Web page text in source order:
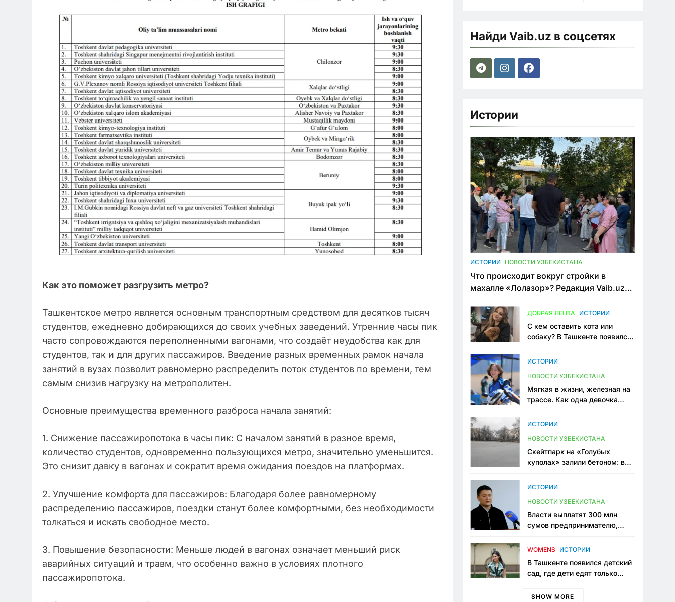
Как это поможет разгрузить метро?
Ташкентское метро является основным транспортным средством для десятков тысяч
студентов, ежедневно добирающихся до своих учебных заведений. Утренние часы пик
часто сопровождаются переполненными вагонами, что создаёт неудобства как для
студентов, так и для других пассажиров. Введение разных временных рамок начала
занятий в вузах позволит равномерно распределить поток студентов по времени, тем
самым снизив нагрузку на метрополитен.
Основные преимущества временного разброса начала занятий:
1. Снижение пассажиропотока в часы пик: С началом занятий в разное время,
количество студентов, одновременно пользующихся метро, значительно уменьшится.
Это снизит давку в вагонах и сократит время ожидания поездов на платформах.
2. Улучшение комфорта для пассажиров: Благодаря более равномерному
распределению пассажиров, поездки станут более комфортными, без необходимости
толкаться и искать свободное место.
3. Повышение безопасности: Меньше людей в вагонах означает меньший риск
аварийных ситуаций и травм, что особенно важно в условиях плотного
пассажиропотока.
Найди Vaib.uz в соцсетях
Истории
ИСТОРИИ НОВОСТИ УЗБЕКИСТАНА
Что происходит вокруг стройки в
махалле «Лолазор»? Редакция Vaib.uz
конфликта
ДОБРАЯ ЛЕНТА ИСТОРИИ
С кем оставить кота или
собаку? В Ташкенте появился
ИСТОРИИ
НОВОСТИ УЗБЕКИСТАНА
Мягкая в жизни, железная на
трассе. Как одна девочка
Узбекистане
ИСТОРИИ
НОВОСТИ УЗБЕКИСТАНА
Скейтпарк на «Голубых
куполах» залили бетоном: в
одно общественное
ИСТОРИИ
НОВОСТИ УЗБЕКИСТАНА
Власти выплатят 300 млн
сумов предпринимателю,
тюрьме по незаконному
WOMENS ИСТОРИИ
В Ташкенте появился детский
сад, где дети едят только
мама, которая устала просить
SHOW MORE